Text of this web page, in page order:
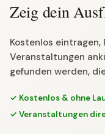
Zeig dein
Kostenlos
Veranstaltungen
gefunden werden,
✓ Kostenlos & ohne
✓ Veranstaltungen